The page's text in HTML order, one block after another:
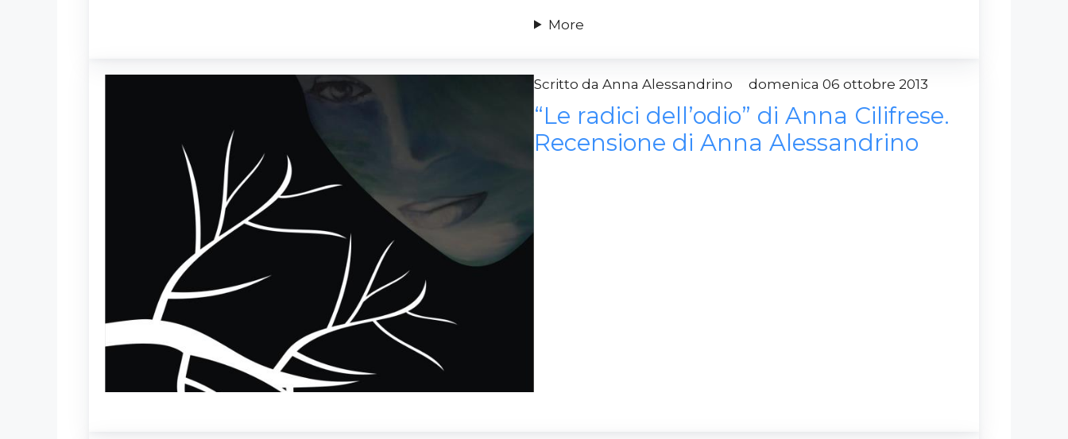
More
Scritto da Anna Alessandrino domenica 06 ottobre 2013
“Le radici dell’odio” di Anna Cilifrese.
Recensione di Anna Alessandrino